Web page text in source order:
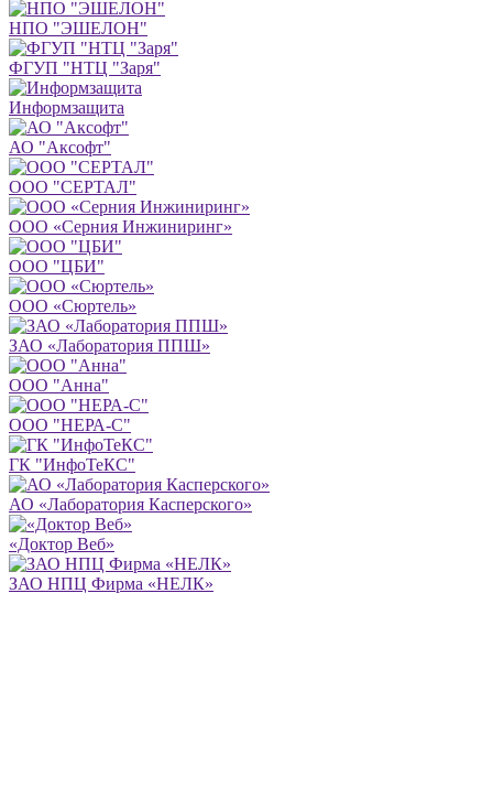
НПО "ЭШЕЛОН"
ФГУП "НТЦ "Заря"
Информзащита
АО "Аксофт"
ООО "СЕРТАЛ"
ООО «Серния Инжиниринг»
ООО "ЦБИ"
ООО «Сюртель»
ЗАО «Лаборатория ППШ»
ООО "Анна"
ООО "НЕРА-С"
ГК "ИнфоТеКС"
АО «Лаборатория Касперского»
«Доктор Веб»
ЗАО НПЦ Фирма «НЕЛК»